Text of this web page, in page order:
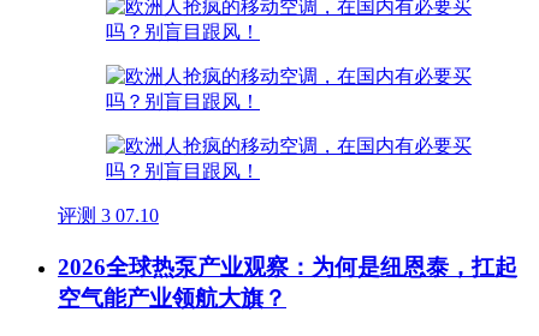
评测 3 07.10
2026全球热泵产业观察：为何是纽恩泰，扛起
空气能产业领航大旗？